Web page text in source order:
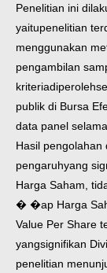
Penelitian ini
yaitupenelitian
menggunakan
pengambilan
kriteriadiperoleh
publik di Bursa
data panel
Hasil pengolahan
pengaruhyang
Harga Saham,
� �ap Harga
Value Per Share
yangsignifikan
penelitian